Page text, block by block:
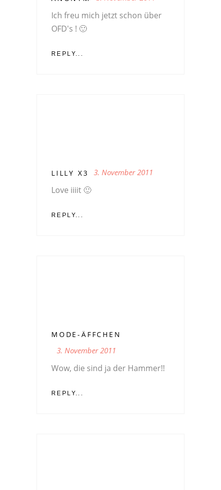
Ich freu mich jetzt schon über
OFD's ! 🙂
REPLY...
LILLY X3 3. November 2011
Love iiiit 🙂
REPLY...
MODE-ÄFFCHEN
3. November 2011
Wow, die sind ja der Hammer!!
REPLY...